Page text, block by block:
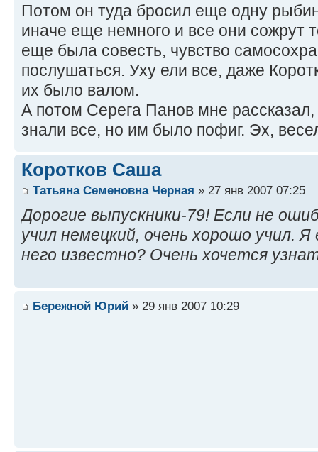
Потом он туда бросил еще одну
иначе еще немного и все они сожрут
еще была совесть, чувство
послушаться. Уху ели все, даже
их было валом.
А потом Серега Панов мне рассказал,
знали все, но им было пофиг. Эх,
Коротков Саша
Татьяна Семеновна Черная » 27 янв 2007 07:25
Дорогие выпускники-79! Если не
учил немецкий, очень хорошо учил.
него известно? Очень хочется
Бережной Юрий » 29 янв 2007 10:29